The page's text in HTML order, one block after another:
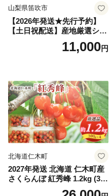
山梨県笛吹市
【2026年発送★先行予約】
【土日祝配送】産地厳選シャ
インマスカット1.2kg～1.3kg
（2房～3房）※沖縄・離島配
笛吹市 山梨県 フルーツ 果物
ぶどう 葡萄 大粒 シャインマ
スカット おすすめ シャイン
マスカット 贈答 ギフト 産地
笛吹市 シャインマスカット
笛吹 葡萄 国産 ぶどう 人気
国産 1.2kg 先行｜
11,000円
北海道仁木町
2027年発送 北海道 仁木町産
さくらんぼ 紅秀峰 1.2kg (300
g×4パック) Lサイズ以上 旬